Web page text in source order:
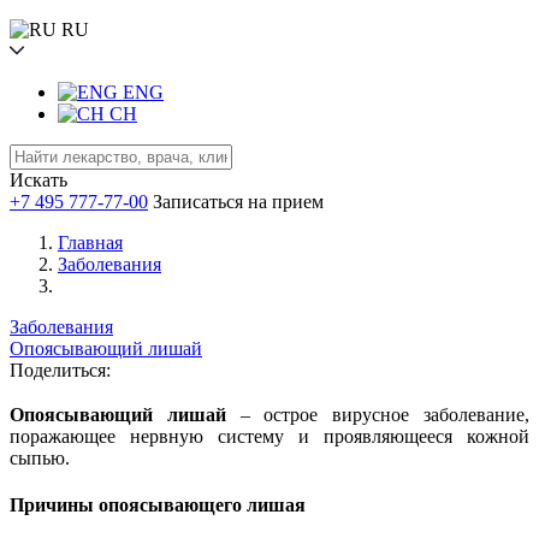
RU
ENG
CH
Искать
+7 495 777-77-00 Записаться на прием
Главная
Заболевания
Заболевания
Опоясывающий лишай
Поделиться:
Опоясывающий лишай– острое вирусное заболевание,
поражающее нервную систему и проявляющееся кожной
сыпью.
Причины опоясывающего лишая